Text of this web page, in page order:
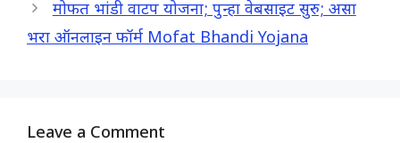
मोफत भांडी वाटप योजना; पुन्हा वेबसाइट सुरु; असा
भरा ऑनलाइन फॉर्म Mofat Bhandi Yojana
Leave a Comment